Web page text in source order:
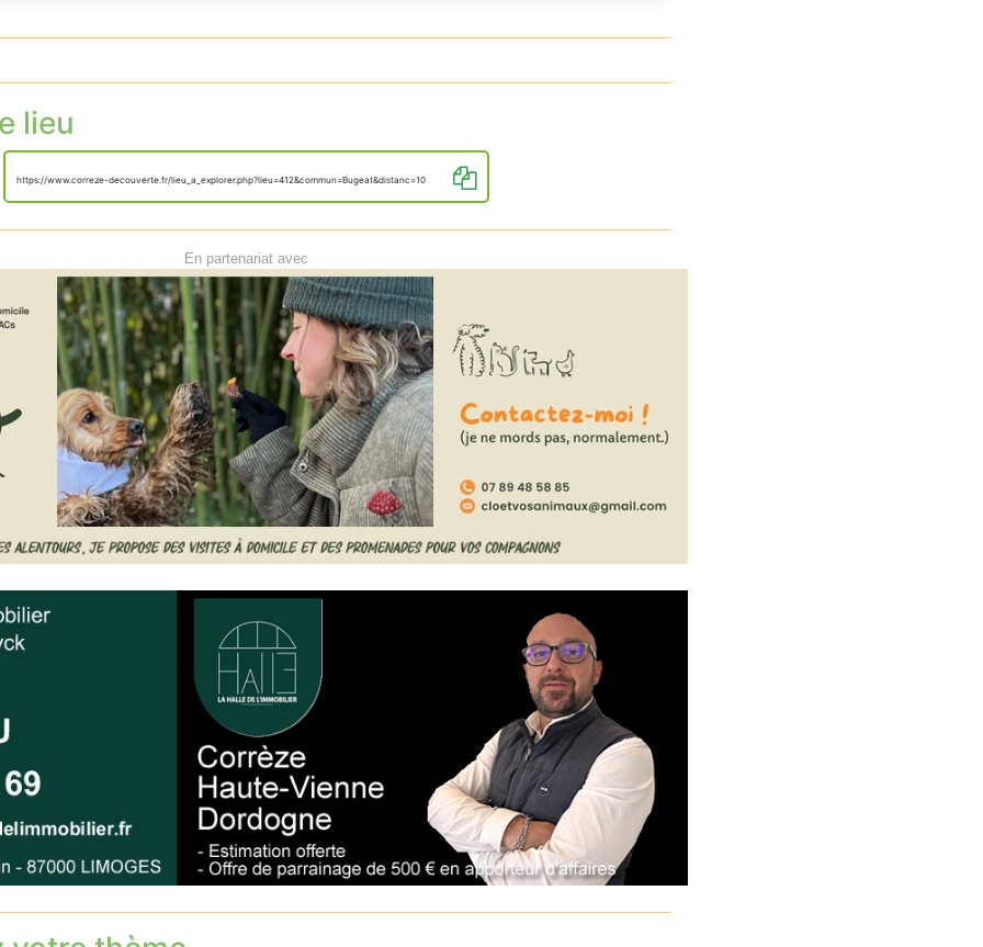
lieu
https://www.correze-decouverte.fr/lieu_a_explorer.php?lieu=412&commun=Bugeat&distanc=10
En partenariat avec